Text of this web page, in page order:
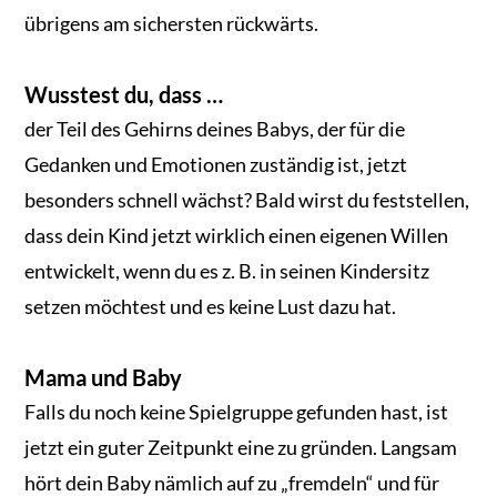
übrigens am sichersten rückwärts.
Wusstest du, dass …
der Teil des Gehirns deines Babys, der für die
Gedanken und Emotionen zuständig ist, jetzt
besonders schnell wächst? Bald wirst du feststellen,
dass dein Kind jetzt wirklich einen eigenen Willen
entwickelt, wenn du es z. B. in seinen Kindersitz
setzen möchtest und es keine Lust dazu hat.
Mama und Baby
Falls du noch keine Spielgruppe gefunden hast, ist
jetzt ein guter Zeitpunkt eine zu gründen. Langsam
hört dein Baby nämlich auf zu „fremdeln“ und für